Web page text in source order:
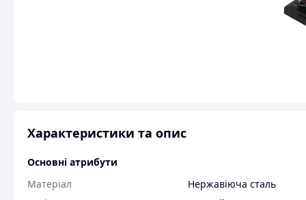
Характеристики та опис
Основні атрибути
Матеріал
Нержавіюча сталь